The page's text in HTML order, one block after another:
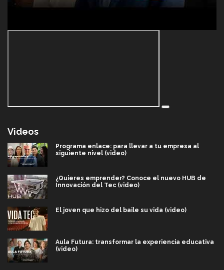
Videos
Programa enlace: para llevar a tu empresa al
siguiente nivel (video)
¿Quieres emprender? Conoce el nuevo HUB de
Innovación del Tec (video)
El joven que hizo del baile su vida (video)
Aula Futura: transformar la experiencia educativa
(video)